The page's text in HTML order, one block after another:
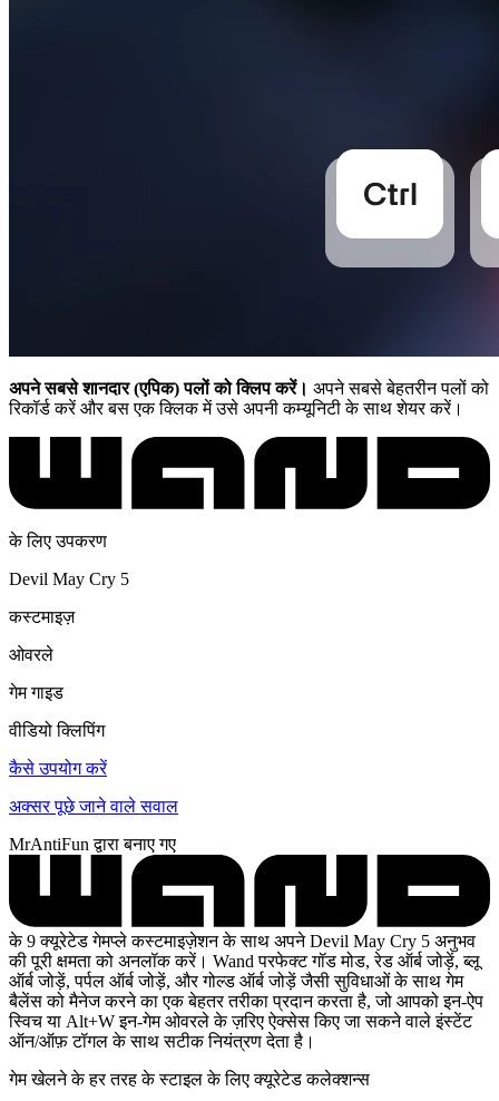
अपने सबसे शानदार (एपिक) पलों को क्लिप करें। अपने सबसे बेहतरीन पलों को
रिकॉर्ड करें और बस एक क्लिक में उसे अपनी कम्यूनिटी के साथ शेयर करें।
के लिए उपकरण
Devil May Cry 5
कस्टमाइज़
ओवरले
गेम गाइड
वीडियो क्लिपिंग
कैसे उपयोग करें
अक्सर पूछे जाने वाले सवाल
MrAntiFun द्वारा बनाए गए
के 9 क्यूरेटेड गेमप्ले कस्टमाइज़ेशन के साथ अपने Devil May Cry 5 अनुभव
की पूरी क्षमता को अनलॉक करें। Wand परफेक्ट गॉड मोड, रेड ऑर्ब जोड़ें, ब्लू
ऑर्ब जोड़ें, पर्पल ऑर्ब जोड़ें, और गोल्ड ऑर्ब जोड़ें जैसी सुविधाओं के साथ गेम
बैलेंस को मैनेज करने का एक बेहतर तरीका प्रदान करता है, जो आपको इन-ऐप
स्विच या Alt+W इन-गेम ओवरले के ज़रिए ऐक्सेस किए जा सकने वाले इंस्टेंट
ऑन/ऑफ़ टॉगल के साथ सटीक नियंत्रण देता है।
गेम खेलने के हर तरह के स्टाइल के लिए क्यूरेटेड कलेक्शन्स